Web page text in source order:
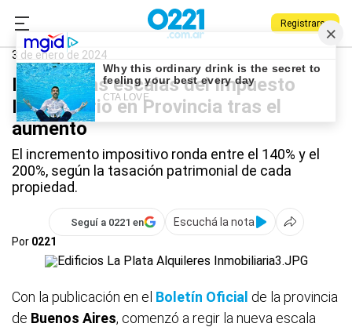
Registrarse
0221.com.ar
Impuesto Inmobiliario
3 de enero de 2024
Las nuevas escalas del Impuesto
Inmobiliario en Provincia tras el
aumento
El incremento impositivo ronda entre el 140% y el
200%, según la tasación patrimonial de cada
propiedad.
Seguí a 0221 en
Escuchá la nota
Por 0221
Con la publicación en el Boletín Oficial de la provincia
de Buenos Aires, comenzó a regir la nueva escala